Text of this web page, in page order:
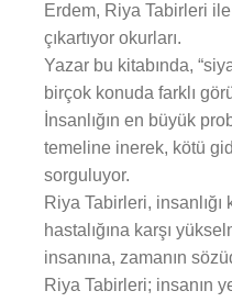
Erdem, Riya Tabirleri
çıkartıyor okurları.
Yazar bu kitabında,
birçok konuda farklı
İnsanlığın en büyük
temeline inerek, kötü
sorguluyor.
Riya Tabirleri, insanlığı
hastalığına karşı
insanına, zamanın
Riya Tabirleri; insanın